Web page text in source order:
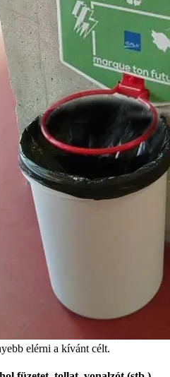
elérni a kívánt célt.